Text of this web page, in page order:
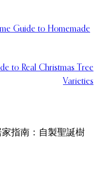
Guide to Homemade
to Real Christmas Tree
Varieties
指南：自製聖誕樹